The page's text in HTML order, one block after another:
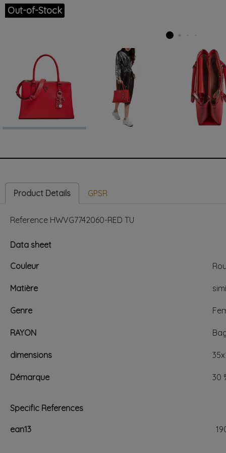
Out-of-Stock
Product Details GPSR
Reference HWVG7742060-RED TU
Data sheet
Couleur
Matière
Genre
RAYON
dimensions
Démarque 30
Specific References
ean13